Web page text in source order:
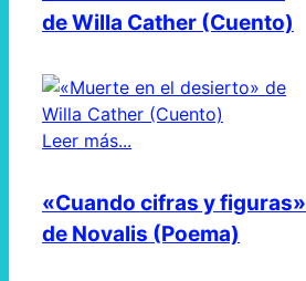
de Willa Cather (Cuento)
Leer más...
«Cuando cifras y figuras»
de Novalis (Poema)